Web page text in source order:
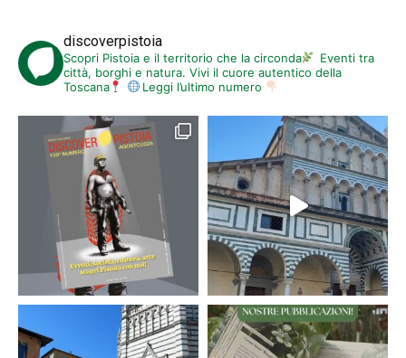
discoverpistoia
Scopri Pistoia e il territorio che la circonda
Eventi tra
città, borghi e natura. Vivi il cuore autentico della
Toscana
Leggi l’ultimo numero